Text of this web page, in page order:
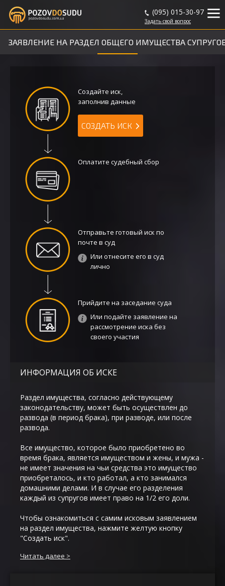
(095) 015-30-97
Задать свой вопрос
ЗАЯВЛЕНИЕ НА РАЗДЕЛ ОБЩЕГО ИМУЩЕСТВА
ИНФОРМАЦИЯ ОБ ИСКЕ
Раздел имущества, согласно действующему
законодательству, может быть осуществлен до
развода (в период брака), при разводе, или после
развода.
Все имущество, которое было приобретено во
время брака, является имуществом и жены, и мужа -
не имеет значения на чьи средства это имущество
приобреталось, и кто работал, а кто занимался
домашними делами. И в случае его разделения
каждый из супругов имеет право на 1/2 его доли.
Чтобы ознакомиться с самим исковым заявлением
на раздел имущества, нажмите желтую кнопку
"Создать иск".
Читать далее
Создайте иск,
заполнив данные
СОЗДАТЬ ИСК
Оплатите судебный сбор
Отправьте готовый иск по
почте в суд
Или отнесите его в суд
лично
Прийдите на заседание суда
Или подайте заявление на
рассмотрение иска без
своего участия